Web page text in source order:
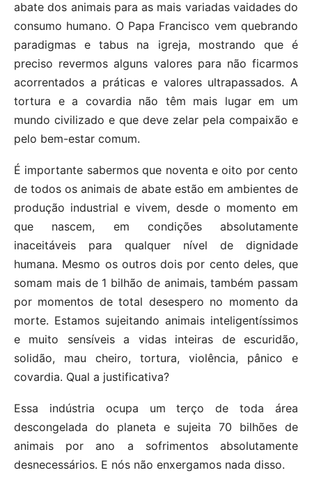
abate dos animais para as mais variadas vaidades do
consumo humano. O Papa Francisco vem quebrando
paradigmas e tabus na igreja, mostrando que é
preciso revermos alguns valores para não ficarmos
acorrentados a práticas e valores ultrapassados. A
tortura e a covardia não têm mais lugar em um
mundo civilizado e que deve zelar pela compaixão e
pelo bem-estar comum.
É importante sabermos que noventa e oito por cento
de todos os animais de abate estão em ambientes de
produção industrial e vivem, desde o momento em
que nascem, em condições absolutamente
inaceitáveis para qualquer nível de dignidade
humana. Mesmo os outros dois por cento deles, que
somam mais de 1 bilhão de animais, também passam
por momentos de total desespero no momento da
morte. Estamos sujeitando animais inteligentíssimos
e muito sensíveis a vidas inteiras de escuridão,
solidão, mau cheiro, tortura, violência, pânico e
covardia. Qual a justificativa?
Essa indústria ocupa um terço de toda área
descongelada do planeta e sujeita 70 bilhões de
animais por ano a sofrimentos absolutamente
desnecessários. E nós não enxergamos nada disso.